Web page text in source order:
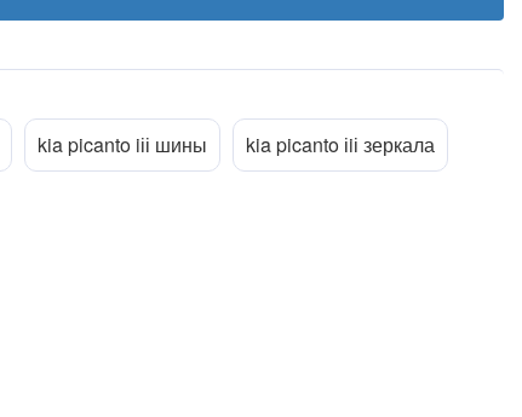
kia picanto iіі шины kia picanto іiі зеркала